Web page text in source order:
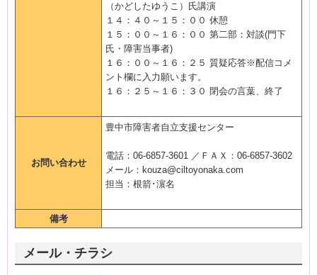
（かどしたゆうこ）氏講演
１４：４０～１５：００ 休憩
１５：００～１６：００ 第二部：対談(門下
氏・障害当事者)
１６：００～１６：２５ 質疑応答※配信コメ
ント欄に入力願います。
１６：２５～１６：３０ 閉会の言葉、終了
お問い合わせ
豊中市障害者自立支援センター
電話：06-6857-3601 ／ＦＡＸ：06-6857-3602
メール：kouza@ciltoyonaka.com
担当：根箭･濵名
備考
メール・チラシ